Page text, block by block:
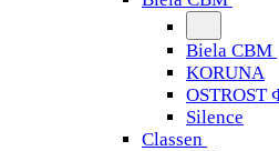
Biela CBM
KORUNA
OSTROST
Silence
Classen